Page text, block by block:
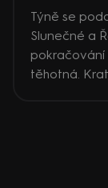
Týně se
Slunečné a
pokračování
těhotná.